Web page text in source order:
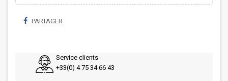
PARTAGER
Service clients
+33(0) 4 75 34 66 43